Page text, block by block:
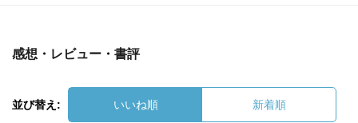
感想・レビュー・書評
並び替え: いいね順 新着順